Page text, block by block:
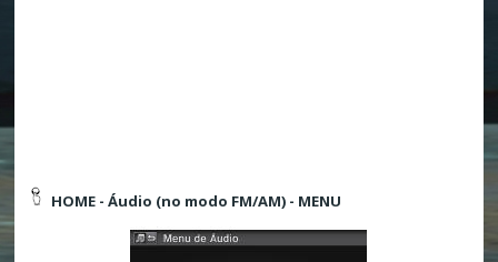
HOME - Áudio (no modo FM/AM) - MENU